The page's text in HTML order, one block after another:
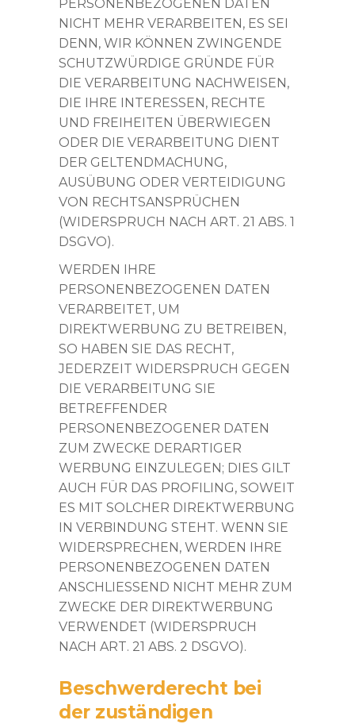
PERSONENBEZOGENEN DATEN
NICHT MEHR VERARBEITEN, ES SEI
DENN, WIR KÖNNEN ZWINGENDE
SCHUTZWÜRDIGE GRÜNDE FÜR
DIE VERARBEITUNG NACHWEISEN,
DIE IHRE INTERESSEN, RECHTE
UND FREIHEITEN ÜBERWIEGEN
ODER DIE VERARBEITUNG DIENT
DER GELTENDMACHUNG,
AUSÜBUNG ODER VERTEIDIGUNG
VON RECHTSANSPRÜCHEN
(WIDERSPRUCH NACH ART. 21 ABS. 1
DSGVO).
WERDEN IHRE
PERSONENBEZOGENEN DATEN
VERARBEITET, UM
DIREKTWERBUNG ZU BETREIBEN,
SO HABEN SIE DAS RECHT,
JEDERZEIT WIDERSPRUCH GEGEN
DIE VERARBEITUNG SIE
BETREFFENDER
PERSONENBEZOGENER DATEN
ZUM ZWECKE DERARTIGER
WERBUNG EINZULEGEN; DIES GILT
AUCH FÜR DAS PROFILING, SOWEIT
ES MIT SOLCHER DIREKTWERBUNG
IN VERBINDUNG STEHT. WENN SIE
WIDERSPRECHEN, WERDEN IHRE
PERSONENBEZOGENEN DATEN
ANSCHLIESSEND NICHT MEHR ZUM
ZWECKE DER DIREKTWERBUNG
VERWENDET (WIDERSPRUCH
NACH ART. 21 ABS. 2 DSGVO).
Beschwerde­recht bei
der zuständigen